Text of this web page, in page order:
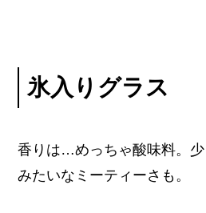
氷入りグラス
香りは…めっちゃ酸味料。
みたいなミーティーさも。